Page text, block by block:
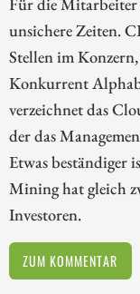
unsichere Zeiten.
Stellen im
Konkurrent
verzeichnet das
der das
Etwas beständiger
Mining hat gleich
Investoren.
ZUM KOMMENTAR